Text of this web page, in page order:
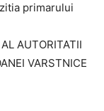
primarului
AUTORITATII
VARSTNICE